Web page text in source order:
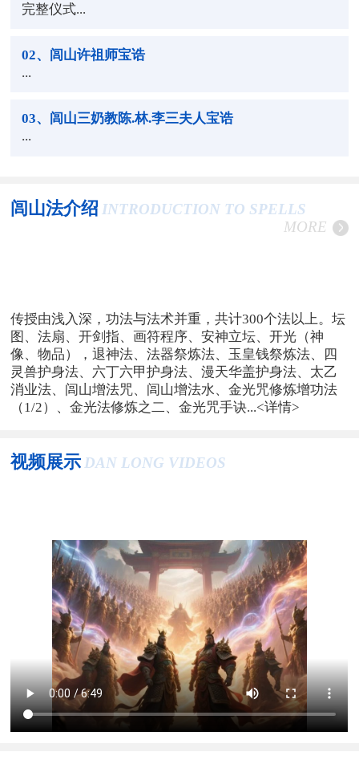
完整仪式...
02、闾山许祖师宝诰
...
03、闾山三奶教陈.林.李三夫人宝诰
...
闾山法介绍 INTRODUCTION TO SPELLS
MORE
传授由浅入深，功法与法术并重，共计300个法以上。坛
图、法扇、开剑指、画符程序、安神立坛、开光（神
像、物品），退神法、法器祭炼法、玉皇钱祭炼法、四
灵兽护身法、六丁六甲护身法、漫天华盖护身法、太乙
消业法、闾山增法咒、闾山增法水、金光咒修炼增功法
（1/2）、金光法修炼之二、金光咒手诀...<详情>
视频展示 DAN LONG VIDEOS